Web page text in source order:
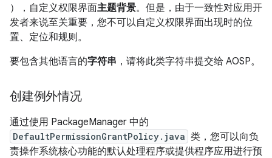
），自定义权限界面主题背景。但是，由于一致性对应用开
发者来说至关重要，您不可以自定义权限界面出现时的位
置、定位和规则。
要包含其他语言的字符串 ，请将此类字符串提交给 AOSP。
创建例外情况
通过使用 PackageManager 中的
DefaultPermissionGrantPolicy.java 类，您可以向负
责操作系统核心功能的默认处理程序或提供程序应用进行预